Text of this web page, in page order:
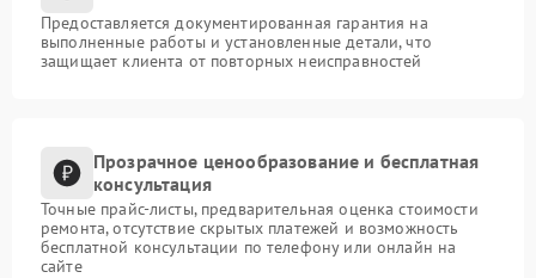
Предоставляется документированная гарантия на
выполненные работы и установленные детали, что
защищает клиента от повторных неисправностей
Прозрачное ценообразование и бесплатная
консультация
Точные прайс-листы, предварительная оценка стоимости
ремонта, отсутствие скрытых платежей и возможность
бесплатной консультации по телефону или онлайн на
сайте